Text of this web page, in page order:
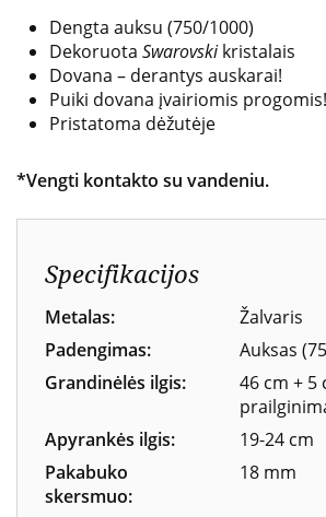
Dengta auksu (750/1000)
Dekoruota Swarovski kristalais
Dovana – derantys auskarai!
Puiki dovana įvairiomis progomis!
Pristatoma dėžutėje
*Vengti kontakto su vandeniu.
Specifikacijos
Metalas:
Žalvaris
Padengimas:
Auksas
Grandinėlės ilgis:
46 cm + 5
Apyrankės ilgis:
19-24 cm
Pakabuko
skersmuo:
18 mm